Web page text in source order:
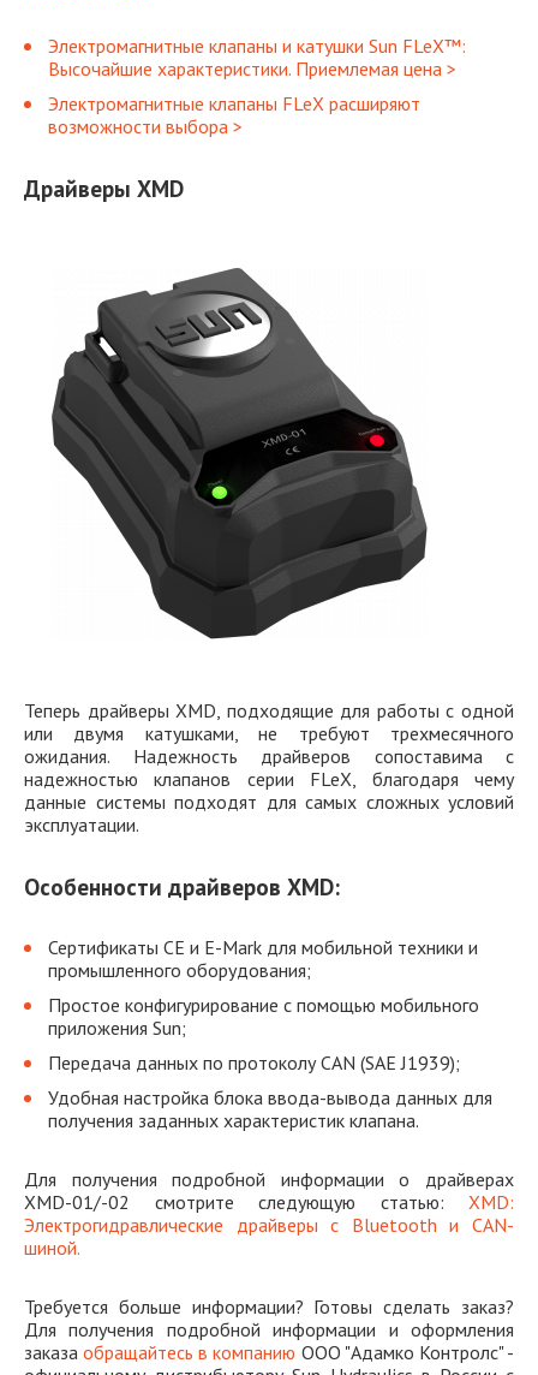
Электромагнитные клапаны и катушки Sun FLeX™:
Высочайшие характеристики. Приемлемая цена >
Электромагнитные клапаны FLeX расширяют
возможности выбора >
Драйверы XMD
Теперь драйверы XMD, подходящие для работы с одной
или двумя катушками, не требуют трехмесячного
ожидания. Надежность драйверов сопоставима с
надежностью клапанов серии FLeX, благодаря чему
данные системы подходят для самых сложных условий
эксплуатации.
Особенности драйверов XMD:
Сертификаты CE и E-Mark для мобильной техники и
промышленного оборудования;
Простое конфигурирование с помощью мобильного
приложения Sun;
Передача данных по протоколу CAN (SAE J1939);
Удобная настройка блока ввода-вывода данных для
получения заданных характеристик клапана.
Для получения подробной информации о драйверах
XMD-01/-02 смотрите следующую статью: XMD:
Электрогидравлические драйверы с Bluetooth и CAN-
шиной.
Требуется больше информации? Готовы сделать заказ?
Для получения подробной информации и оформления
заказаобращайтесь в компанию ООО "Адамко Контролс" -